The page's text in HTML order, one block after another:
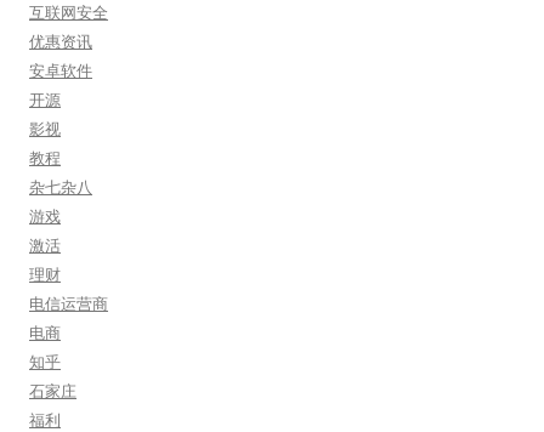
互联网安全
优惠资讯
安卓软件
开源
影视
教程
杂七杂八
游戏
激活
理财
电信运营商
电商
知乎
石家庄
福利